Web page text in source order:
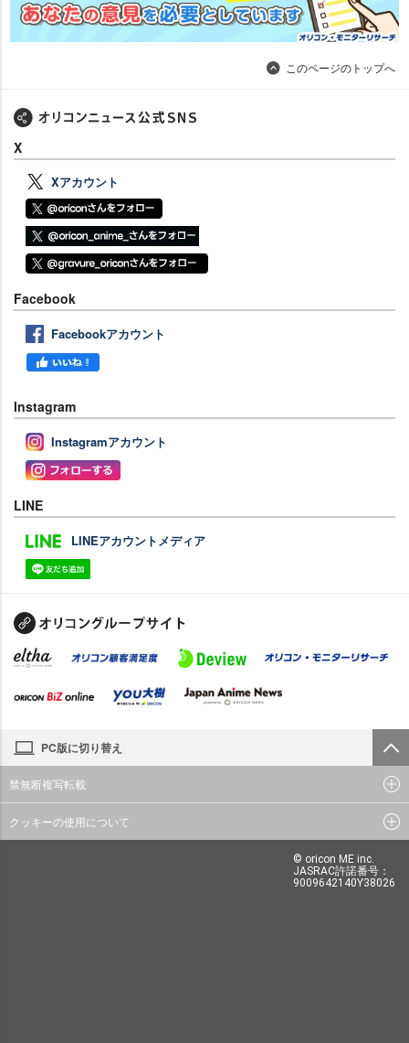
このページのトップへ
X
Xアカウント
Facebook
Facebookアカウント
Instagram
Instagramアカウント
LINE
LINEアカウントメディア
PC版に切り替え
禁無断複写転載
クッキーの使用について
© oricon ME inc.
JASRAC許諾番号：
9009642140Y38026